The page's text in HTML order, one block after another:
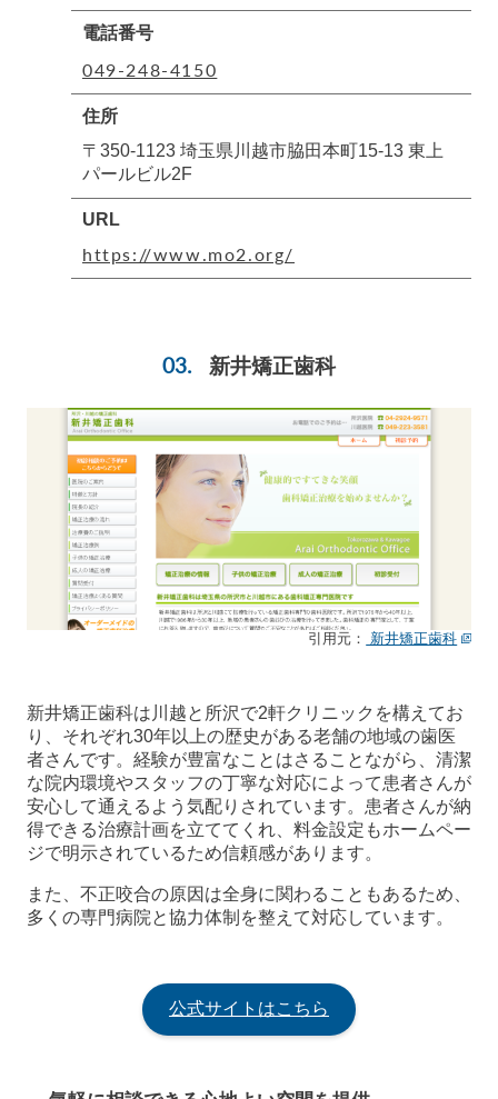
電話番号
049-248-4150
住所
〒350-1123 埼玉県川越市脇田本町15-13 東上
パールビル2F
URL
https://www.mo2.org/
新井矯正歯科
引用元： 新井矯正歯科
新井矯正歯科は川越と所沢で2軒クリニックを構えてお
り、それぞれ30年以上の歴史がある老舗の地域の歯医
者さんです。経験が豊富なことはさることながら、清潔
な院内環境やスタッフの丁寧な対応によって患者さんが
安心して通えるよう気配りされています。患者さんが納
得できる治療計画を立ててくれ、料金設定もホームペー
ジで明示されているため信頼感があります。
また、不正咬合の原因は全身に関わることもあるため、
多くの専門病院と協力体制を整えて対応しています。
公式サイトはこちら